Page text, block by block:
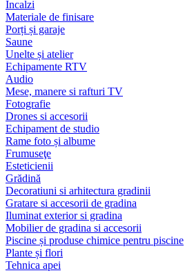
Incalzi
Materiale de finisare
Porți și garaje
Saune
Unelte și atelier
Echipamente RTV
Audio
Mese, manere si rafturi TV
Fotografie
Drones si accesorii
Echipament de studio
Rame foto și albume
Frumuseţe
Esteticienii
Grădină
Decoratiuni si arhitectura gradinii
Gratare si accesorii de gradina
Iluminat exterior si gradina
Mobilier de gradina si accesorii
Piscine și produse chimice pentru piscine
Plante și flori
Tehnica apei